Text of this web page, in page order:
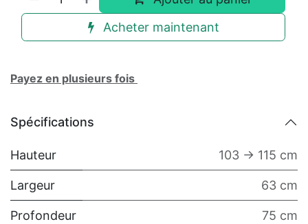
Acheter maintenant
Payez en plusieurs fois
Spécifications
Hauteur 103 -> 115 cm
Largeur 63 cm
Profondeur 75 cm